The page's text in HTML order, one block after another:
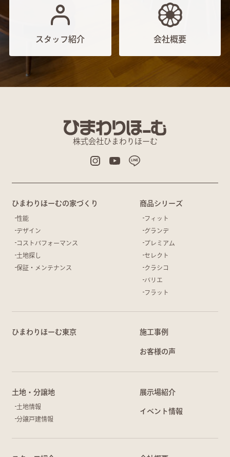
スタッフ紹介 会社概要
株式会社ひまわりほーむ
ひまわりほーむの家づくり
性能
デザイン
コストパフォーマンス
土地探し
保証・メンテナンス
商品シリーズ
フィット
グランデ
プレミアム
セレクト
クラシコ
バリエ
フラット
ひまわりほーむ東京 施工事例
お客様の声
土地・分譲地
土地情報
分譲戸建情報
展示場紹介
イベント情報